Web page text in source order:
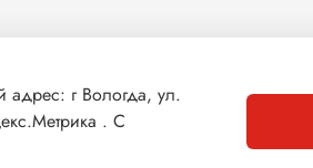
г Вологда, ул.
. С